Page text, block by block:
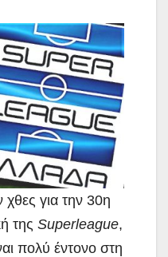
για την 30η
της Superleague,
πολύ έντονο στη